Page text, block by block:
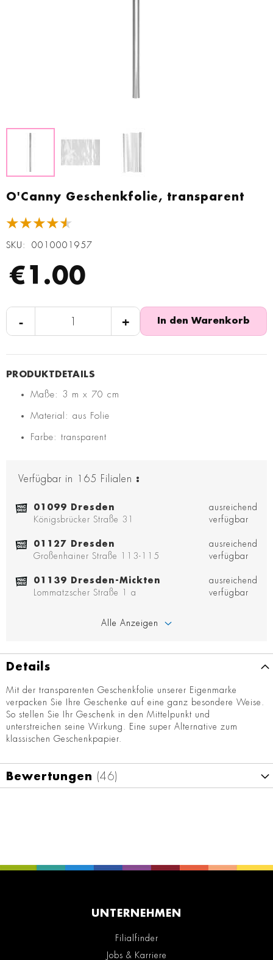
O'Canny Geschenkfolie, transparent
★★★★★
SKU 0010001957
€1.00
- + In den Warenkorb
Maße: 3 m x 70 cm
Material: aus Folie
Farbe: transparent
Verfügbar in 165 Filialen :
01099 Dresden
Königsbrücker Straße 31
ausreichend
verfügbar
01127 Dresden
Großenhainer Straße 113-115
ausreichend
verfügbar
01139 Dresden-Mickten
Lommatzscher Straße 1 a
ausreichend
verfügbar
Alle Anzeigen
Anfang
Bildgalerie
Details
Mit der transparenten Geschenkfolie unserer Eigenmarke
verpacken Sie Ihre Geschenke auf eine ganz besondere Weise.
So stellen Sie Ihr Geschenk in den Mittelpunkt und
unterstreichen seine Wirkung. Eine super Alternative zum
klassischen Geschenkpapier.
Bewertungen 46
UNTERNEHMEN
Filialfinder
Jobs & Karriere